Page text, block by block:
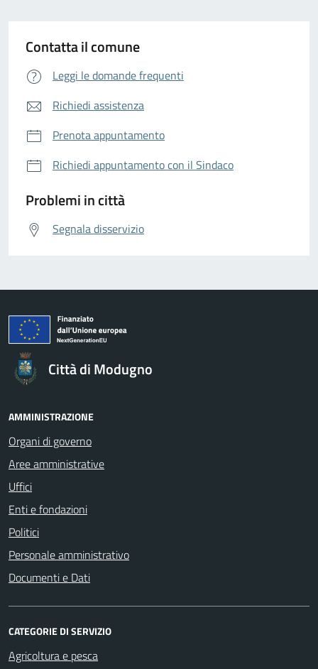
Contatta il comune
Leggi le domande frequenti
Richiedi assistenza
Prenota appuntamento
Richiedi appuntamento con il Sindaco
Problemi in città
Segnala disservizio
Città di Modugno
AMMINISTRAZIONE
Organi di governo
Aree amministrative
Uffici
Enti e fondazioni
Politici
Personale amministrativo
Documenti e Dati
CATEGORIE DI SERVIZIO
Agricoltura e pesca